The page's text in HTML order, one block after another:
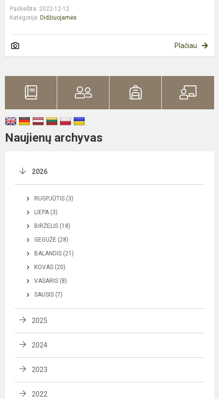
Paskelbta: 2022-12-12
Kategorija: Didžiuojamės
Plačiau
Naujienų archyvas
2026
RUGPJŪTIS (3)
LIEPA (3)
BIRŽELIS (18)
GEGUŽĖ (28)
BALANDIS (21)
KOVAS (20)
VASARIS (8)
SAUSIS (7)
2025
2024
2023
2022